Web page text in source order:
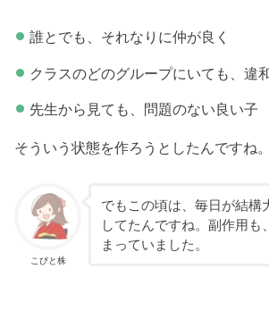
誰とでも、それなりに仲が良く
クラスのどのグループにいても、違
先生から見ても、問題のない良い子
そういう状態を作ろうとしたんですね。
こびと株
でもこの頃は、毎日が結構
してたんですね。副作用も
まっていました。